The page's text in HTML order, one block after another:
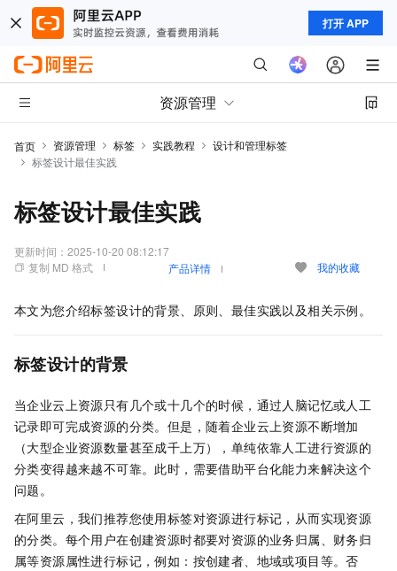
打开 APP
资源管理
首页 资源管理 标签 实践教程
设计和管理标签
标签设计最佳实践
标签设计最佳实践
更新时间： 2025-10-20 08:12:17
复制 MD 格式
产品详情 我的收藏
本文为您介绍标签设计的背景、原则、最佳实践以及相关示例。
标签设计的背景
当企业云上资源只有几个或十几个的时候，通过人脑记忆或人工
记录即可完成资源的分类。但是，随着企业云上资源不断增加
（大型企业资源数量甚至成千上万），单纯依靠人工进行资源的
分类变得越来越不可靠。此时，需要借助平台化能力来解决这个
问题。
在阿里云，我们推荐您使用标签对资源进行标记，从而实现资源
的分类。每个用户在创建资源时都要对资源的业务归属、财务归
属等资源属性进行标记，例如：按创建者、地域或项目等。否